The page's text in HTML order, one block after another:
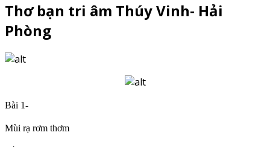
Thơ bạn tri âm Thúy Vinh- Hải
Phòng
Bài 1-
Mùi rạ rơm thơm